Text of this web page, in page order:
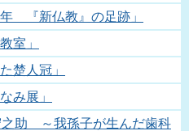
『新仏教』の足跡」
室」
楚人冠」
み展」
之助 ～我孫子が生んだ歯科